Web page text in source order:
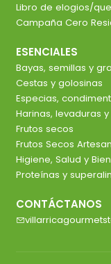
Libro de elogios/
Campaña Cero
ESENCIALES
Bayas, semillas y
Cestas y golosinas
Especias,
Harinas, levaduras
Frutos secos
Frutos Secos
Higiene, Salud y
Proteínas y
CONTÁCTANOS